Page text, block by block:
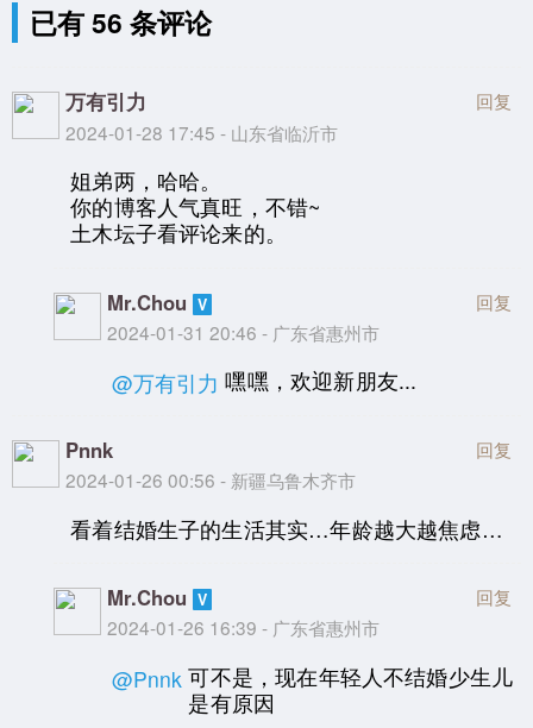
已有 56 条评论
万有引力
2024-01-28 17:45 - 山东省临沂市
回复
姐弟两，哈哈。
你的博客人气真旺，不错~
土木坛子看评论来的。
Mr.Chou
2024-01-31 20:46 - 广东省惠州市
回复
@万有引力 嘿嘿，欢迎新朋友...
Pnnk
2024-01-26 00:56 - 新疆乌鲁木齐市
回复
看着结婚生子的生活其实…年龄越大越焦虑…
Mr.Chou
2024-01-26 16:39 - 广东省惠州市
回复
@Pnnk 可不是，现在年轻人不结婚少生儿
是有原因